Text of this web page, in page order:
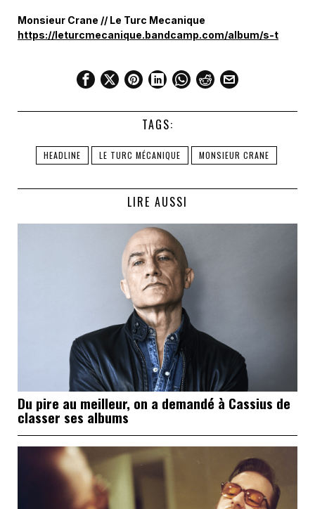
Monsieur Crane // Le Turc Mecanique
https://leturcmecanique.bandcamp.com/album/s-t
TAGS:
HEADLINE LE TURC MÉCANIQUE MONSIEUR CRANE
LIRE AUSSI
Du pire au meilleur, on a demandé à Cassius de
classer ses albums